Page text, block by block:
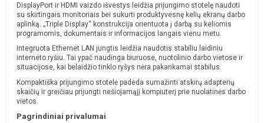
DisplayPort ir HDMI vaizdo išvestys leidžia prijungimo stotelę naudoti
su skirtingais monitoriais bei sukurti produktyvesnę kelių ekranų darbo
aplinką. „Triple Display“ konstrukcija orientuota į darbą su keliomis
programomis, dokumentais ir informacijos langais vienu metu.
Integruota Ethernet LAN jungtis leidžia naudotis stabiliu laidiniu
interneto ryšiu. Tai ypač naudinga biuruose, nuotolinio darbo vietose ir
situacijose, kai belaidžio tinklo ryšys nėra pakankamai stabilus.
Kompaktiška prijungimo stotelė padeda sumažinti atskirų adapterių
skaičių ir greičiau prijungti nešiojamąjį kompiuterį prie nuolatinės darbo
vietos.
Pagrindiniai privalumai